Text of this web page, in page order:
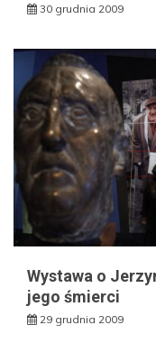
30 grudnia 2009
Wystawa o
jego śmierci
29 grudnia 2009